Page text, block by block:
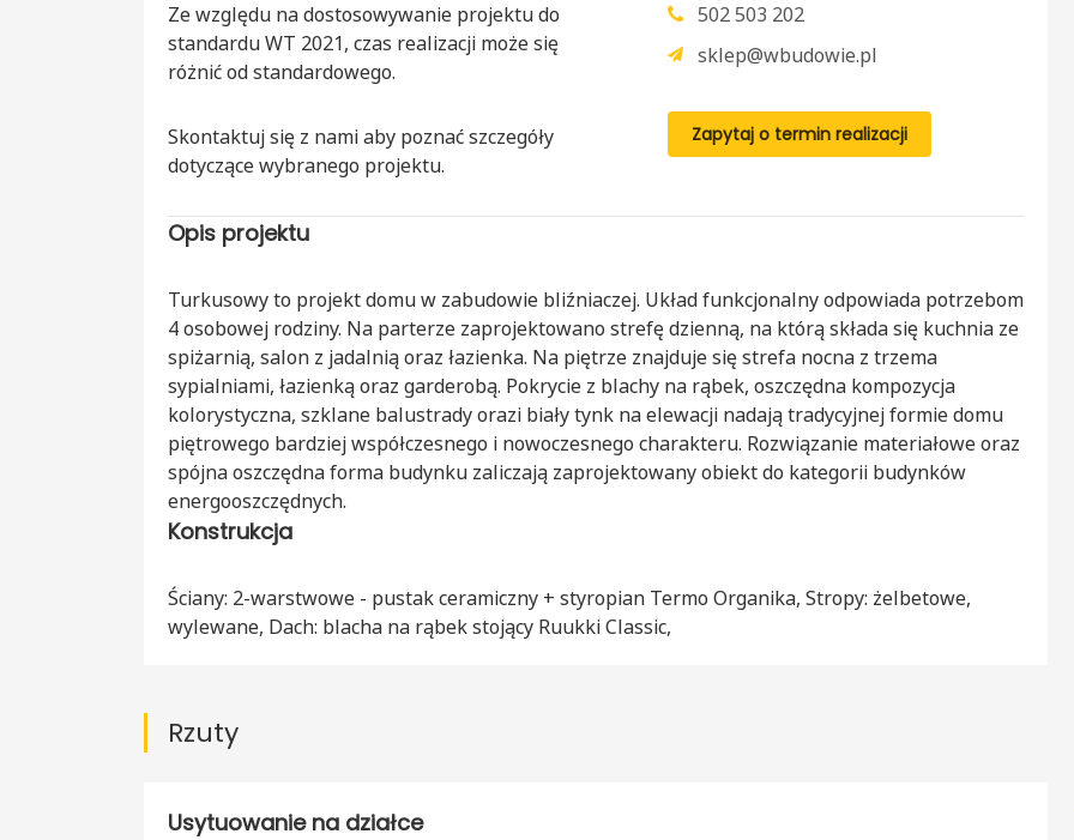
Ze względu na dostosowywanie projektu do
standardu WT 2021, czas realizacji może się
różnić od standardowego.
Skontaktuj się z nami aby poznać szczegóły
dotyczące wybranego projektu.
502 503 202
sklep@wbudowie.pl
Zapytaj o termin realizacji
Opis projektu
Turkusowy to projekt domu w zabudowie bliźniaczej. Układ funkcjonalny odpowiada potrzebom
4 osobowej rodziny. Na parterze zaprojektowano strefę dzienną, na którą składa się kuchnia ze
spiżarnią, salon z jadalnią oraz łazienka. Na piętrze znajduje się strefa nocna z trzema
sypialniami, łazienką oraz garderobą. Pokrycie z blachy na rąbek, oszczędna kompozycja
kolorystyczna, szklane balustrady orazi biały tynk na elewacji nadają tradycyjnej formie domu
piętrowego bardziej współczesnego i nowoczesnego charakteru. Rozwiązanie materiałowe oraz
spójna oszczędna forma budynku zaliczają zaprojektowany obiekt do kategorii budynków
energooszczędnych.
Konstrukcja
Ściany: 2-warstwowe - pustak ceramiczny + styropian Termo Organika, Stropy: żelbetowe,
wylewane, Dach: blacha na rąbek stojący Ruukki Classic,
Rzuty
Usytuowanie na działce